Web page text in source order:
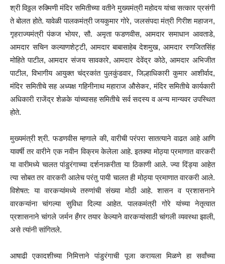
श्री विठ्ठल रुक्मिणी मंदिर समितीच्या वतीने मुख्यमंत्री महोदय यांचा सत्कार प्रसंगी
ते बोलत होते. यावेळी पालकमंत्री जयकुमार गोरे, जलसंपदा मंत्री गिरीश महाजन,
गृहराज्यमंत्री पंकज भोयर, सौ. अमृता फडणवीस, आमदार समाधान आवताडे,
आमदार सचिन कल्याणशेट्टी, आमदार बाबासाहेब देशमुख, आमदार रणजितसिंह
मोहिते पाटील, आमदार संजय सावकारे, आमदार देवेंद्र कोठे, आमदार अभिजीत
पाटील, विभागीय आयुक्त चंद्रकांत पुलकुंडवार, जिल्हाधिकारी कुमार आशीर्वाद,
मंदिर समितीचे सह अध्यक्ष गहिनीनाथ महाराज औसेकर, मंदिर समितीचे कार्यकारी
अधिकारी राजेंद्र शेळके यांच्यासह समितीचे सर्व सदस्य व अन्य मान्यवर उपस्थित
होते.
मुख्यमंत्री श्री. फडणवीस म्हणाले की, वारीची परंपरा सातत्याने वाढत आहे आणि
यावर्षी तर वारीने एक नवीन विक्रम केलेला आहे. इतक्या मोठ्या प्रमाणात वारकरी
या वारीमध्ये चालत पांडुरंगाच्या दर्शनाकरीता या ठिकाणी आले. ज्या दिंड्या आहेत
त्या सोबत तर वारकरी आलेच परंतु पायी चालत ही मोठ्या प्रमाणात वारकरी आले.
विशेषत: या वारकऱ्यांमध्ये तरुणांची संख्या मोठी आहे. शासन व प्रशासनाने
वारकऱ्यांना चांगल्या सुविधा दिल्या आहेत. पालकमंत्री गोरे यांच्या नेतृत्वात
प्रशासनाने चांगले जर्मन हँगर तयार केल्याने वारकऱ्यांसाठी चांगली व्यवस्था झाली,
असे त्यांनी सांगितले.
आषाढी एकादशीच्या निमित्ताने पांडुरंगाची पूजा करायला मिळणे हा सर्वांच्या